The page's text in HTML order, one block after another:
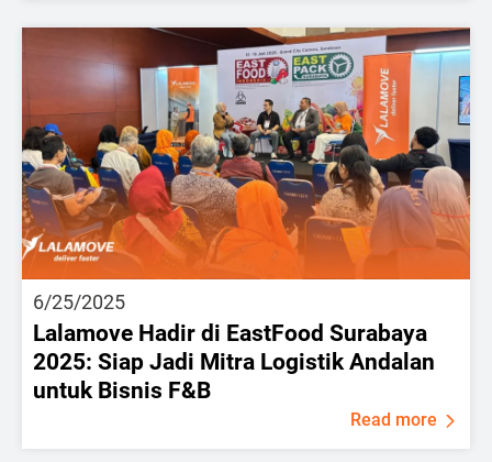
6/25/2025
Lalamove Hadir di EastFood Surabaya
2025: Siap Jadi Mitra Logistik Andalan
untuk Bisnis F&B
Read more